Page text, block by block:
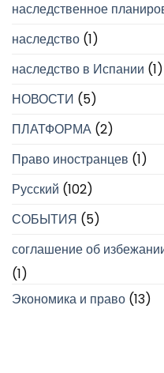
наследственное
наследство (1)
наследство в Испании (1)
НОВОСТИ (5)
ПЛАТФОРМА (2)
Право иностранцев (1)
Русский (102)
СОБЫТИЯ (5)
соглашение об
(1)
Экономика и право (13)